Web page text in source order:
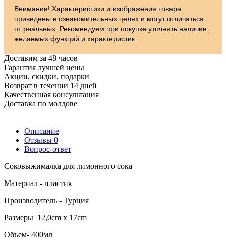
Внимание! Характеристики и изображения товара
приведены в ознакомительных целях и могут отличаться
от реальных. Рекомендуем при покупке уточнять наличие
желаемых функций и характеристик.
Доставим за 48 часов
Гарантия лучшей цены
Акции, скидки, подарки
Возврат в течении 14 дней
Качественная консультация
Доставка по молдове
Описание
Отзывы 0
Вопрос-ответ
Соковыжималка для лимонного сока
Материал - пластик
Производитель - Турция
Размеры 12,0cm x 17cm
Объем- 400мл